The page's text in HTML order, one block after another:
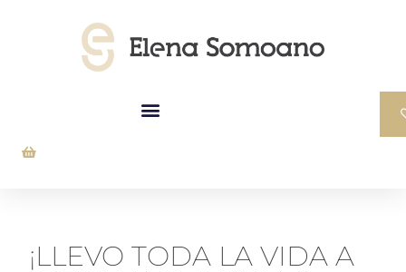
¡LLEVO TODA LA VIDA A